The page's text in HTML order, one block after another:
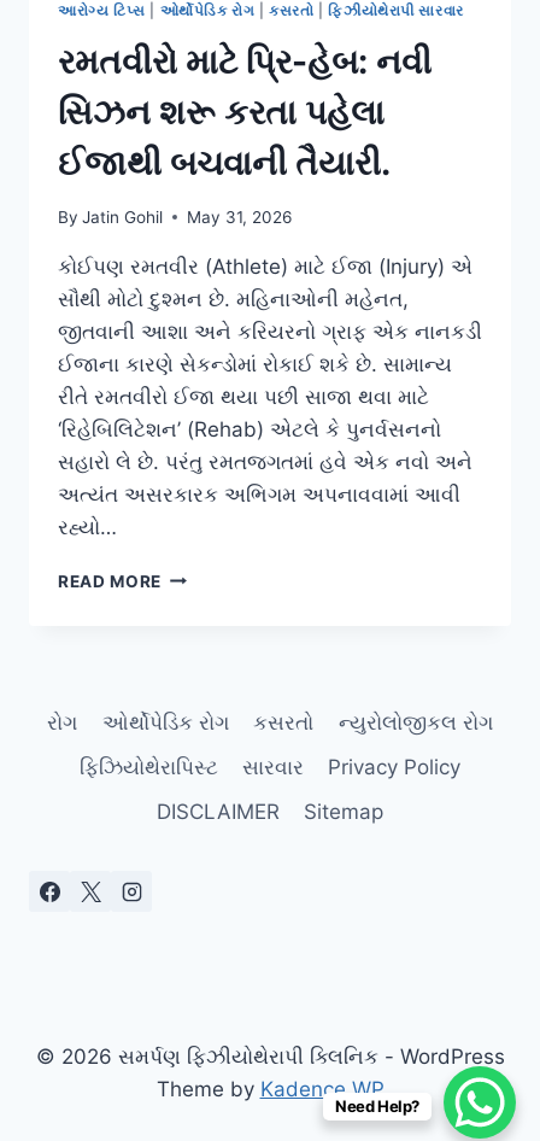
આરોગ્ય ટિપ્સ ઓર્થોપેડિક રોગ |કસરતો |ફિઝીયોથેરાપી સારવાર
રમતવીરો માટે પ્રિ-હેબ: નવી
સિઝન શરૂ કરતા પહેલા
ઈજાથી બચવાની તૈયારી.
By Jatin Gohil May 31, 2026
કોઈપણ રમતવીર (Athlete) માટે ઈજા (Injury) એ
સૌથી મોટો દુશ્મન છે. મહિનાઓની મહેનત,
જીતવાની આશા અને કરિયરનો ગ્રાફ એક નાનકડી
ઈજાના કારણે સેકન્ડોમાં રોકાઈ શકે છે. સામાન્ય
રીતે રમતવીરો ઈજા થયા પછી સાજા થવા માટે
‘રિહેબિલિટેશન’ (Rehab) એટલે કે પુનર્વસનનો
સહારો લે છે. પરંતુ રમતજગતમાં હવે એક નવો અને
અત્યંત અસરકારક અભિગમ અપનાવવામાં આવી
રહ્યો…
READ MORE રમતવીરો
શરૂ
કરતા
પહેલા
ઈજાથી
રોગ ઓર્થોપેડિક રોગ કસરતો
ન્યુરોલોજીકલ રોગ
ફિઝિયોથેરાપિસ્ટ
સારવાર
Privacy Policy
DISCLAIMER
Sitemap
© 2026 સમર્પણ ફિઝીયોથેરાપી ક્લિનિક - WordPress
Theme by Kadence WP
Need Help?